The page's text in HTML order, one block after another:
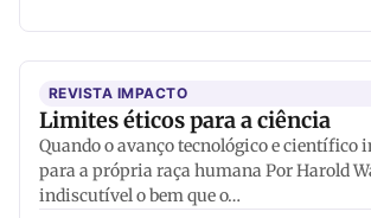
REVISTA IMPACTO
Limites éticos para a ciência
Quando o avanço tecnológico e científico
para a própria raça humana Por Harold
indiscutível o bem que o…